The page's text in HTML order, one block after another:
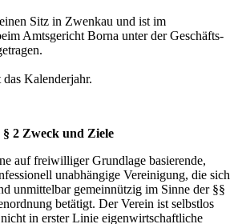
Sitz in Zwenkau und ist im
Amtsgericht Borna unter der Geschäfts-
Kalenderjahr.
§ 2 Zweck und Ziele
auf freiwilliger Grundlage basierende,
unabhängige Vereinigung, die sich
unmittelbar gemeinnützig im Sinne der §§
betätigt. Der Verein ist selbstlos
in erster Linie eigenwirtschaftliche